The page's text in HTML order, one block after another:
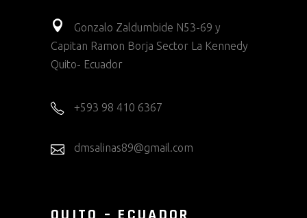
Gonzalo Zaldumbide N53-69 y
Capitan Ramon Borja Sector La Kennedy
Quito- Ecuador
+593 98 410 6367
dmsalinas89@gmail.com